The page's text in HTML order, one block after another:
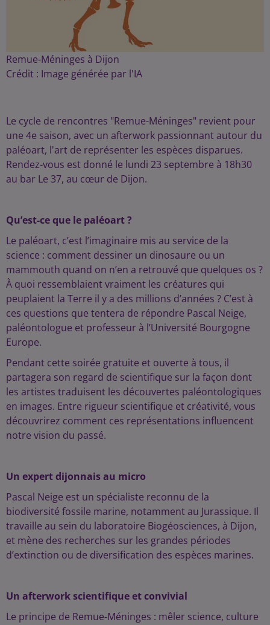
Remue-Méninges à Dijon
Crédit : Image générée par l'IA
Le cycle de rencontres "Remue-Méninges" revient pour
une 4e saison, avec un afterwork passionnant autour du
paléoart, l'art de représenter les espèces disparues.
Rendez-vous est donné le lundi 23 septembre à 18h30
au bar Le 37, au cœur de Dijon.
Qu’est-ce que le paléoart ?
Le paléoart, c’est l’imaginaire mis au service de la
science : comment dessiner un dinosaure ou un
mammouth quand on n’en a retrouvé que quelques os ?
À quoi ressemblaient vraiment les créatures qui
peuplaient la Terre il y a des millions d’années ? C’est à
ces questions que tentera de répondre Pascal Neige,
paléontologue et professeur à l’Université Bourgogne
Europe.
Pendant cette soirée gratuite et ouverte à tous, il
partagera son regard de scientifique sur la façon dont
les artistes traduisent les découvertes paléontologiques
en images. Entre rigueur scientifique et créativité, vous
découvrirez comment ces représentations influencent
notre vision du passé.
Un expert dijonnais au micro
Pascal Neige est un spécialiste reconnu de la
biodiversité fossile marine, notamment au Jurassique. Il
travaille au sein du laboratoire Biogéosciences, à Dijon,
et mène des recherches sur les grandes périodes
d’extinction ou de diversification des espèces marines.
Un afterwork scientifique et convivial
Le principe de Remue-Méninges : mêler science, culture